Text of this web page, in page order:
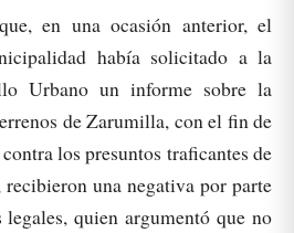
en una ocasión anterior, el
había solicitado a la
Urbano un informe sobre la
de Zarumilla, con el fin de
los presuntos traficantes de
una negativa por parte
legales, quien argumentó que no